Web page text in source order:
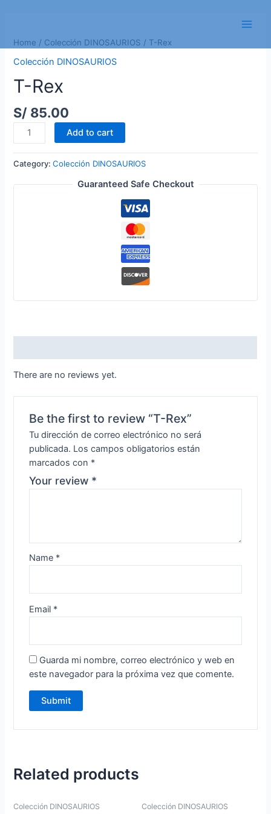
Home / Colección DINOSAURIOS / T-Rex
Colección DINOSAURIOS
T-Rex
S/ 85.00
Rex
quantity
Add to cart
Category:Colección DINOSAURIOS
Guaranteed Safe Checkout
There are no reviews yet.
Be the first to review “T-Rex”
Tu dirección de correo electrónico no será
publicada. Los campos obligatorios están
marcados con *
Your review *
Name *
Email *
Guarda mi nombre, correo electrónico y web en
este navegador para la próxima vez que comente.
Related products
Colección DINOSAURIOS Colección DINOSAURIOS